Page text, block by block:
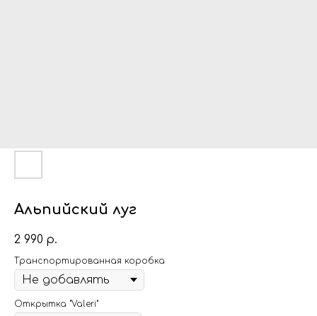
Альпийский луг
2 990 р.
Транспортированная коробка
Открытка "Valeri"